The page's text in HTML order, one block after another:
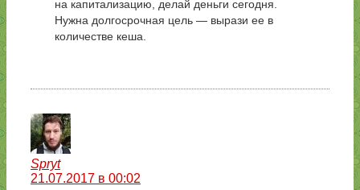
на капитализацию, делай деньги сегодня.
Нужна долгосрочная цель — вырази ее в
количестве кеша.
Spryt
21.07.2017 в 00:02